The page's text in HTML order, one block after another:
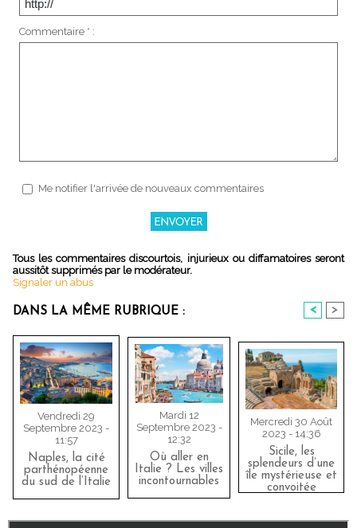
Commentaire * :
Me notifier l'arrivée de nouveaux commentaires
Tous les commentaires discourtois, injurieux ou diffamatoires seront
aussitôt supprimés par le modérateur.
Signaler un abus
DANS LA MÊME RUBRIQUE : < >
Vendredi 29
Septembre 2023 -
11:57
Naples, la cité
parthénopéenne
du sud de l’Italie
Mardi 12
Septembre 2023 -
12:32
Où aller en
Italie ? Les villes
incontournables
Mercredi 30 Août
2023 - 14:36
Sicile, les
splendeurs d’une
île mystérieuse et
convoitée